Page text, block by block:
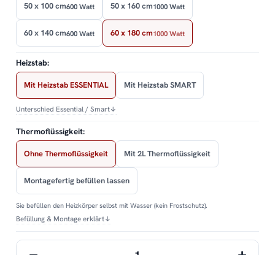
50 x 100 cm600 Watt 50 x 160 cm1000 Watt
60 x 140 cm600 Watt 60 x 180 cm1000 Watt
Heizstab:
Mit Heizstab ESSENTIAL Mit Heizstab SMART
Unterschied Essential / Smart↓
Thermoflüssigkeit:
Ohne Thermoflüssigkeit Mit 2L Thermoflüssigkeit
Montagefertig befüllen lassen
Sie befüllen den Heizkörper selbst mit Wasser (kein Frostschutz).
Befüllung & Montage erklärt↓